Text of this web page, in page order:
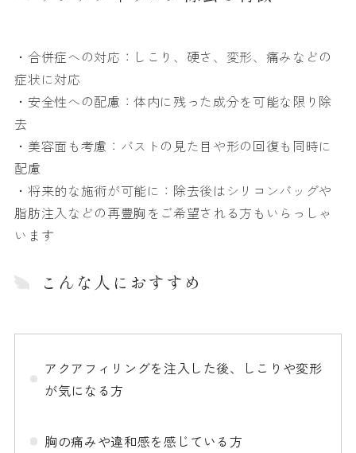
・合併症への対応：しこり、硬さ、変形、痛みなどの
症状に対応
・安全性への配慮：体内に残った成分を可能な限り除
去
・美容面も考慮：バストの見た目や形の回復も同時に
配慮
・将来的な施術が可能に：除去後はシリコンバッグや
脂肪注入などの再豊胸をご希望される方もいらっしゃ
います
こんな人におすすめ
アクアフィリングを注入した後、しこりや変形
が気になる方
胸の痛みや違和感を感じている方